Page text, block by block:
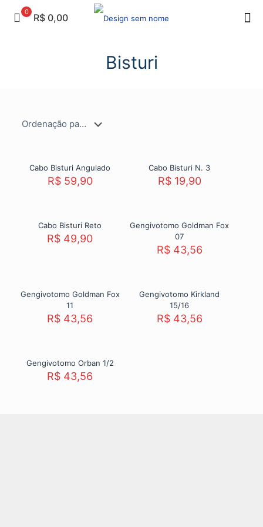
0 R$ 0,00
Bisturi
Cabo Bisturi Angulado
R$59,90
Cabo Bisturi N. 3
R$19,90
Cabo Bisturi Reto
R$ 49,90
Gengivotomo Goldman Fox
07
R$43,56
Gengivotomo Goldman Fox
11
R$ 43,56
Gengivotomo Kirkland
15/16
R$43,56
Gengivotomo Orban 1/2
R$ 43,56